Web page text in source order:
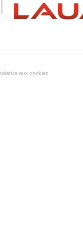
aux cookies